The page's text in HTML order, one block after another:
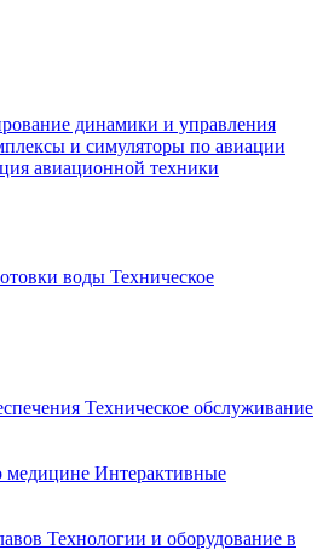
динамики и управления
и симуляторы по авиации
авиационной техники
воды Техническое
Техническое обслуживание
медицине Интерактивные
Технологии и оборудование в